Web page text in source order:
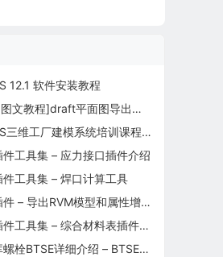
12.1 软件安装教程
平面图导出成cad格式-两种方式的对比
工厂建模系统培训课程（PDMS101)
工具集 – 应力接口插件介绍
工具集 – 焊口计算工具
– 导出RVM模型和属性增强工具
具集 – 综合材料表插件ZoloMTO
详细介绍 – BTSE的分类、新建和关联